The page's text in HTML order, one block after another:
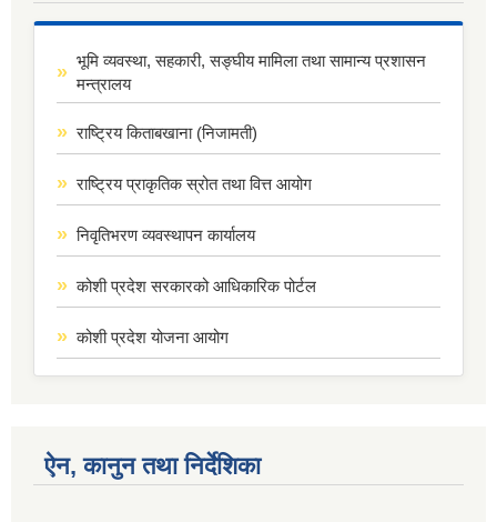
भूमि व्यवस्था, सहकारी, सङ्घीय मामिला तथा सामान्य प्रशासन
मन्त्रालय
राष्ट्रिय किताबखाना (निजामती)
राष्ट्रिय प्राकृतिक स्रोत तथा वित्त आयोग
निवृतिभरण व्यवस्थापन कार्यालय
कोशी प्रदेश सरकारको आधिकारिक पोर्टल
कोशी प्रदेश योजना आयोग
ऐन, कानुन तथा निर्देशिका